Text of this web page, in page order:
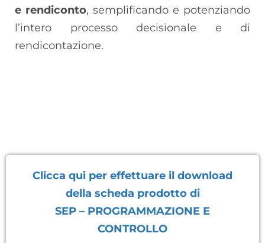
e rendiconto, semplificando e potenziando
l’intero processo decisionale e di
rendicontazione.
Clicca qui per effettuare il download
della scheda prodotto di
SEP – PROGRAMMAZIONE E
CONTROLLO